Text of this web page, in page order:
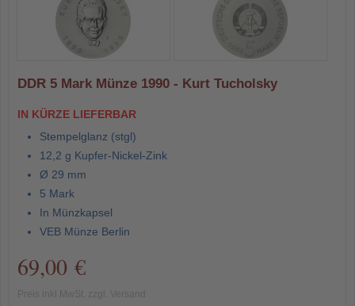
DDR 5 Mark Münze 1990 - Kurt Tucholsky
IN KÜRZE LIEFERBAR
Stempelglanz (stgl)
12,2 g Kupfer-Nickel-Zink
Ø 29 mm
5 Mark
In Münzkapsel
VEB Münze Berlin
69,00 €